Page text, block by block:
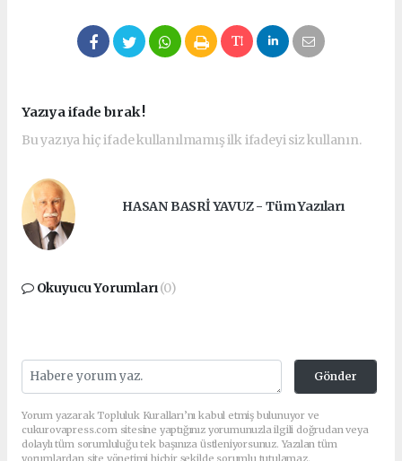
Yazıya ifade bırak !
Bu yazıya hiç ifade kullanılmamış ilk ifadeyi siz kullanın.
HASAN BASRİ YAVUZ - Tüm Yazıları
Okuyucu Yorumları(0)
Gönder
Yorum yazarak Topluluk Kuralları’nı kabul etmiş bulunuyor ve
cukurovapress.com sitesine yaptığınız yorumunuzla ilgili doğrudan veya
dolaylı tüm sorumluluğu tek başınıza üstleniyorsunuz. Yazılan tüm
yorumlardan site yönetimi hiçbir şekilde sorumlu tutulamaz.